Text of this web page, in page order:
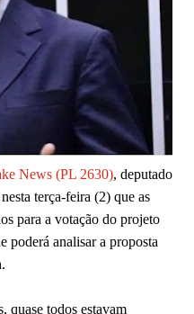
News (PL 2630), deputado
terça-feira (2) que as
para a votação do projeto
poderá analisar a proposta
quase todos estavam